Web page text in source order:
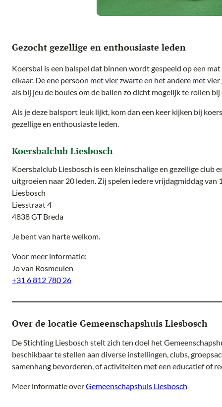
Gezocht gezellige en enthousiaste leden
Koersbal is een balspel dat binnen wordt gespeeld op een
elkaar. De ene persoon met vier zwarte en het andere met
als bij jeu de boules om de ballen zo dicht mogelijk te rollen
Als je deze balsport leuk lijkt, kom dan een keer kijken bij
gezellige en enthousiaste leden.
Koersbalclub Liesbosch
Koersbalclub Liesbosch is een kleinschalige en gezellige club
uitgroeien naar 20 leden. Zij spelen iedere vrijdagmiddag
Liesbosch
Liesstraat 4
4838 GT Breda
Je bent van harte welkom.
Voor meer informatie:
Jo van Rosmeulen
+31 6 812 780 26
Over de locatie Gemeenschapshuis Liesbosch
De Stichting Liesbosch stelt zich ten doel het
beschikbaar te stellen aan diverse instellingen, clubs,
samenhang bevorderen, of activiteiten met een educatief of
Meer informatie overGemeenschapshuis Liesbosch